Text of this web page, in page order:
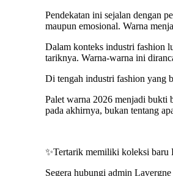
Pendekatan ini sejalan dengan
maupun emosional. Warna
Dalam konteks industri fashion
tariknya. Warna-warna ini
Di tengah industri fashion yang
Palet warna 2026 menjadi bukti
pada akhirnya, bukan tentang
✨Tertarik memiliki koleksi baru
Segera hubungi admin Lavergne